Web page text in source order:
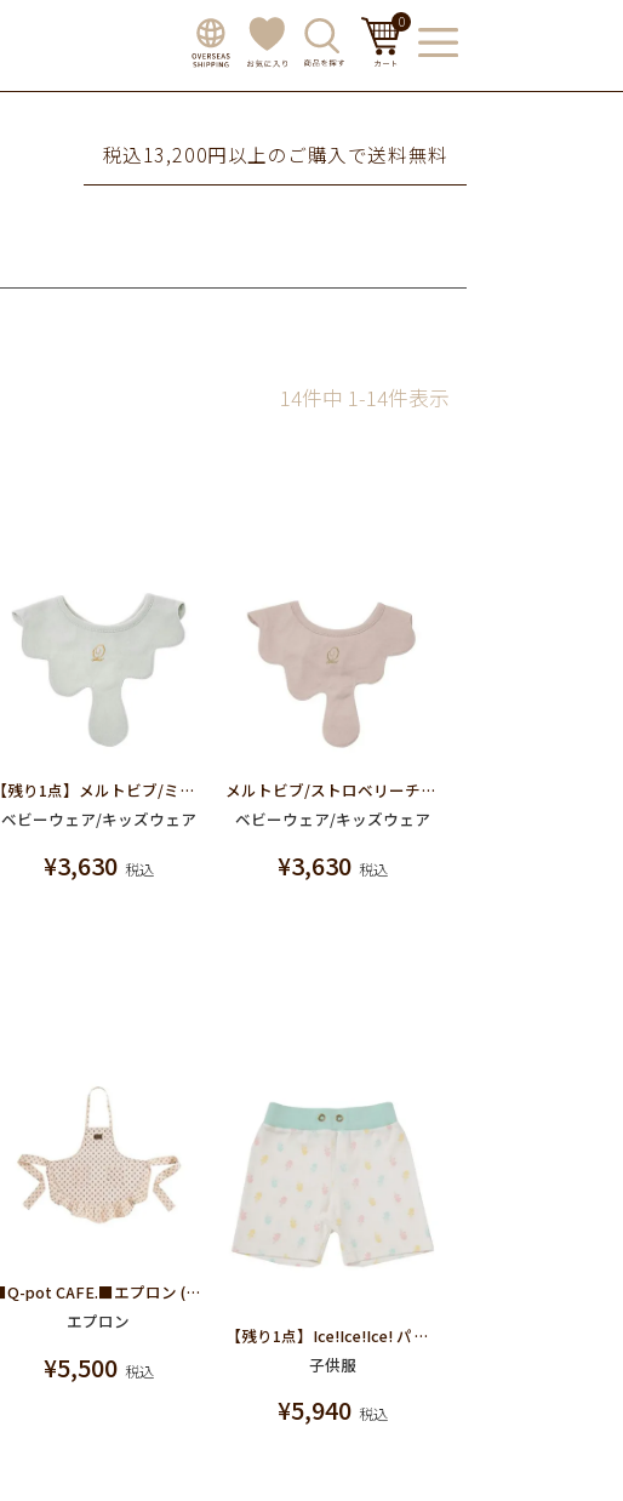
0
税込13,200円以上のご購入で送料無料
14件中 1-14件表示
【残り1点】メルトビブ/ミントチョコレート
ベビーウェア/キッズウェア
¥3,630 税込
メルトビブ/ストロベリーチョコレート
ベビーウェア/キッズウェア
¥3,630 税込
■Q-pot CAFE.■エプロン (キッズ)
エプロン
¥5,500 税込
【残り1点】Ice!Ice!Ice! パンツ
子供服
¥5,940 税込